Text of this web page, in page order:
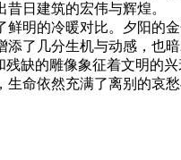
日建筑的宏伟与辉煌。
明的冷暖对比。夕阳的
了几分生机与动感，也暗
缺的雕像象征着文明的
命依然充满了离别的哀